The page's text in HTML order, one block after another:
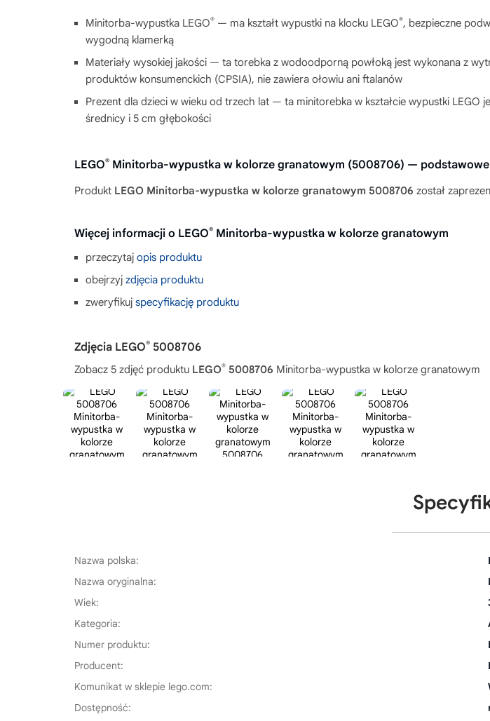
Minitorba-wypustka LEGO® — ma kształt wypustki na klocku LEGO®, bezpieczne
wygodną klamerką
Materiały wysokiej jakości — ta torebka z wodoodporną powłoką jest wykonana z
produktów konsumenckich (CPSIA), nie zawiera ołowiu ani ftalanów
Prezent dla dzieci w wieku od trzech lat — ta minitorebka w kształcie wypustki
średnicy i 5 cm głębokości
LEGO® Minitorba-wypustka w kolorze granatowym (5008706) —
Produkt LEGO Minitorba-wypustka w kolorze granatowym 5008706 został
Więcej informacji o LEGO® Minitorba-wypustka w kolorze granatowym
przeczytaj opis produktu
obejrzyj zdjęcia produktu
zweryfikuj specyfikację produktu
Zdjęcia LEGO® 5008706
Zobacz 5 zdjęć produktu LEGO® 5008706 Minitorba-wypustka w kolorze granatowym
Nazwa polska:
Nazwa oryginalna:
Wiek:
Kategoria:
Numer produktu:
Producent:
Komunikat w sklepie lego.com:
Dostępność: